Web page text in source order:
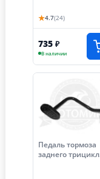
★4.7(24)
735 ₽
В наличии
Педаль тормоза
заднего трицикл